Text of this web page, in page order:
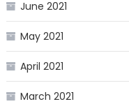
June 2021
May 2021
April 2021
March 2021